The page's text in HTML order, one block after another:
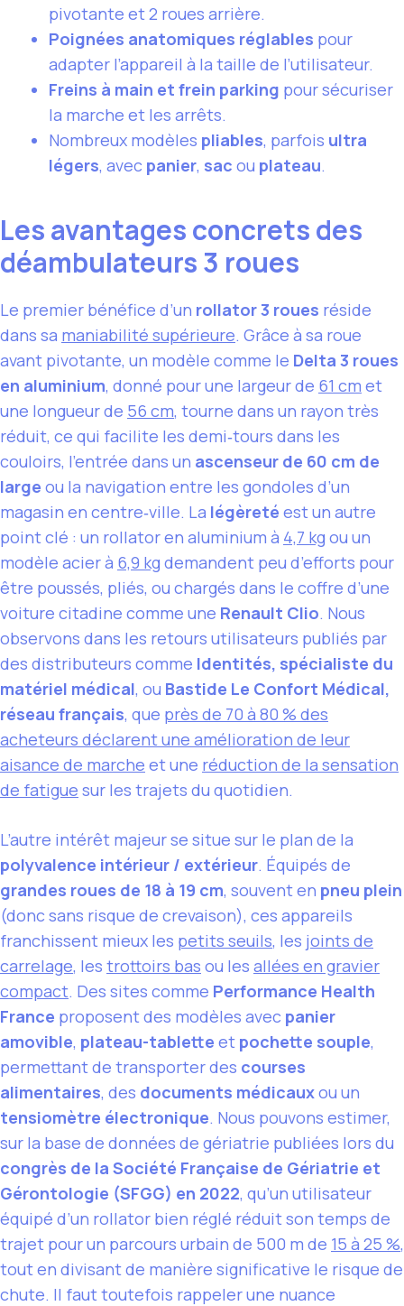
pivotante et 2 roues arrière.
Poignées anatomiques réglables pour
adapter l’appareil à la taille de l’utilisateur.
Freins à main et frein parking pour sécuriser
la marche et les arrêts.
Nombreux modèles pliables, parfois ultra
légers, avec panier, sac ou plateau.
Les avantages concrets des
déambulateurs 3 roues
Le premier bénéfice d’un rollator 3 roues réside
dans sa maniabilité supérieure. Grâce à sa roue
avant pivotante, un modèle comme le Delta 3 roues
en aluminium, donné pour une largeur de 61 cm et
une longueur de 56 cm, tourne dans un rayon très
réduit, ce qui facilite les demi‑tours dans les
couloirs, l’entrée dans un ascenseur de 60 cm de
large ou la navigation entre les gondoles d’un
magasin en centre‑ville. La légèreté est un autre
point clé : un rollator en aluminium à 4,7 kgou un
modèle acier à 6,9 kgdemandent peu d’efforts pour
être poussés, pliés, ou chargés dans le coffre d’une
voiture citadine comme une Renault Clio. Nous
observons dans les retours utilisateurs publiés par
des distributeurs comme Identités, spécialiste du
matériel médical, ou Bastide Le Confort Médical,
réseau français, que près de 70 à 80 % des
acheteurs déclarent une amélioration de leur
aisance de marche et une réduction de la sensation
de fatigue sur les trajets du quotidien.
L’autre intérêt majeur se situe sur le plan de la
polyvalence intérieur / extérieur. Équipés de
grandes roues de 18 à 19 cm, souvent en pneu plein
(donc sans risque de crevaison), ces appareils
franchissent mieux les petits seuils, les joints de
carrelage, les trottoirs bas ou les allées en gravier
compact. Des sites comme Performance Health
France proposent des modèles avec panier
amovible, plateau-tablette et pochette souple,
permettant de transporter des courses
alimentaires, des documents médicauxou un
tensiomètre électronique. Nous pouvons estimer,
sur la base de données de gériatrie publiées lors du
congrès de la Société Française de Gériatrie et
Gérontologie (SFGG) en 2022, qu’un utilisateur
équipé d’un rollator bien réglé réduit son temps de
trajet pour un parcours urbain de 500 m de 15 à 25 %,
tout en divisant de manière significative le risque de
chute. Il faut toutefois rappeler une nuance